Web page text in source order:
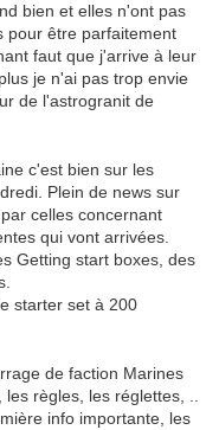
bien et elles n'ont pas
pour être parfaitement
faut que j'arrive à leur
je n'ai pas trop envie
de l'astrogranit de
c'est bien sur les
Plein de news sur
celles concernant
qui vont arrivées.
Getting start boxes, des
starter set à 200
de faction Marines
règles, les réglettes, ..
info importante, les